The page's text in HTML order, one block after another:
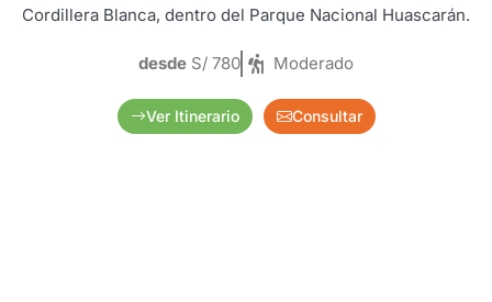
Cordillera Blanca, dentro del Parque Nacional Huascarán.
desde S/ 780 Moderado
Ver Itinerario Consultar